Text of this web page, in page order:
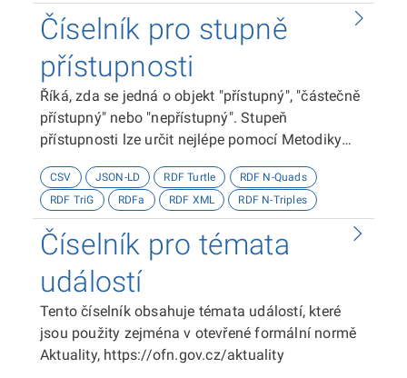
Číselník pro stupně
přístupnosti
Říká, zda se jedná o objekt "přístupný", "částečně
přístupný" nebo "nepřístupný". Stupeň
přístupnosti lze určit nejlépe pomocí Metodiky
http://presbariery.cz/cz/mapovani-
barierovosti/metodika.
CSV JSON-LD RDF Turtle
RDF N-Quads
RDF TriG
RDFa RDF XML RDF N-Triples
Číselník pro témata
událostí
Tento číselník obsahuje témata událostí, které
jsou použity zejména v otevřené formální normě
Aktuality, https://ofn.gov.cz/aktuality